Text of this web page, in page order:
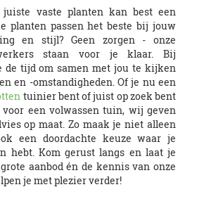
vaste planten kan best een
planten passen het beste bij jouw
en stijl? Geen zorgen - onze
staan voor je klaar. Bij
de tijd om samen met jou te kijken
en -omstandigheden. Of je nu een
tuinier bent of juist op zoek bent
een volwassen tuin, wij geven
op maat. Zo maak je niet alleen
een doordachte keuze waar je
hebt. Kom gerust langs en laat je
aanbod én de kennis van onze
je met plezier verder!